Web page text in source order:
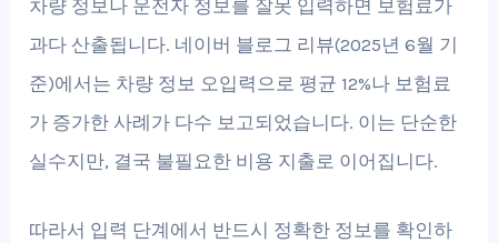
차량 정보나 운전자 정보를 잘못 입력하면 보험료가
과다 산출됩니다. 네이버 블로그 리뷰(2025년 6월 기
준)에서는 차량 정보 오입력으로 평균 12%나 보험료
가 증가한 사례가 다수 보고되었습니다. 이는 단순한
실수지만, 결국 불필요한 비용 지출로 이어집니다.
따라서 입력 단계에서 반드시 정확한 정보를 확인하